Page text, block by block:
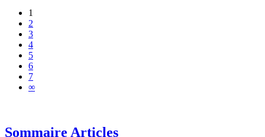
1
2
3
4
5
6
7
∞
Sommaire Articles